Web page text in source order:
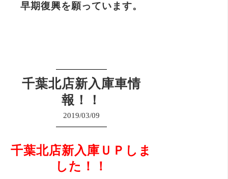
早期復興を願っています。
千葉北店新入庫車情
報！！
2019/03/09
千葉北店新入庫ＵＰしま
した！！